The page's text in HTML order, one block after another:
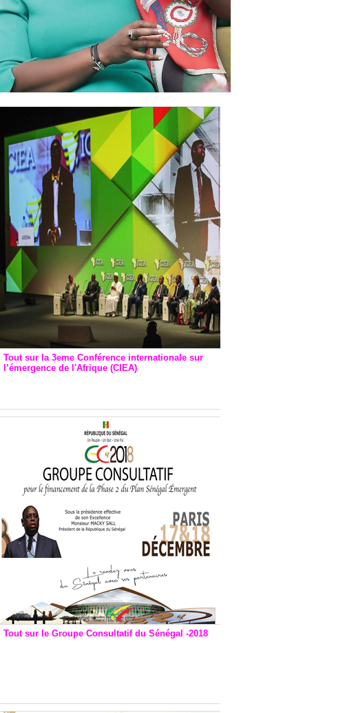
Tout sur la 3eme Conférence internationale sur
l’émergence de l'Afrique (CIEA)
Tout sur le Groupe Consultatif du Sénégal -2018